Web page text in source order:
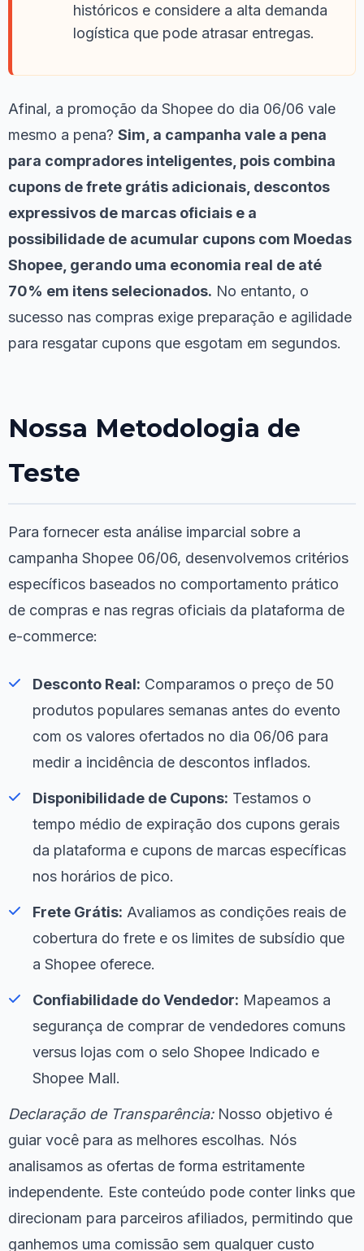
históricos e considere a alta demanda
logística que pode atrasar entregas.
Afinal, a promoção da Shopee do dia 06/06 vale
mesmo a pena? Sim, a campanha vale a pena
para compradores inteligentes, pois combina
cupons de frete grátis adicionais, descontos
expressivos de marcas oficiais e a
possibilidade de acumular cupons com Moedas
Shopee, gerando uma economia real de até
70% em itens selecionados. No entanto, o
sucesso nas compras exige preparação e agilidade
para resgatar cupons que esgotam em segundos.
Nossa Metodologia de
Teste
Para fornecer esta análise imparcial sobre a
campanha Shopee 06/06, desenvolvemos critérios
específicos baseados no comportamento prático
de compras e nas regras oficiais da plataforma de
e-commerce:
Desconto Real: Comparamos o preço de 50
produtos populares semanas antes do evento
com os valores ofertados no dia 06/06 para
medir a incidência de descontos inflados.
Disponibilidade de Cupons: Testamos o
tempo médio de expiração dos cupons gerais
da plataforma e cupons de marcas específicas
nos horários de pico.
Frete Grátis: Avaliamos as condições reais de
cobertura do frete e os limites de subsídio que
a Shopee oferece.
Confiabilidade do Vendedor: Mapeamos a
segurança de comprar de vendedores comuns
versus lojas com o selo Shopee Indicado e
Shopee Mall.
Declaração de Transparência:Nosso objetivo é
guiar você para as melhores escolhas. Nós
analisamos as ofertas de forma estritamente
independente. Este conteúdo pode conter links que
direcionam para parceiros afiliados, permitindo que
ganhemos uma comissão sem qualquer custo